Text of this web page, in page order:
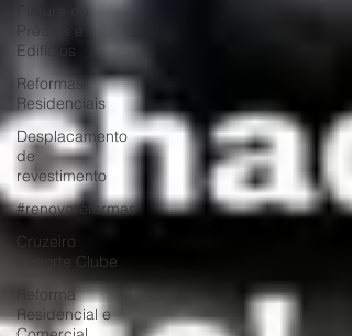
Pintura de
Prédios e
Edifícios
Reformas
Residenciais
Desplacamento
de
revestimento
#renovoreformas
Cruzeiro
Esporte Clube
Reforma
Residencial e